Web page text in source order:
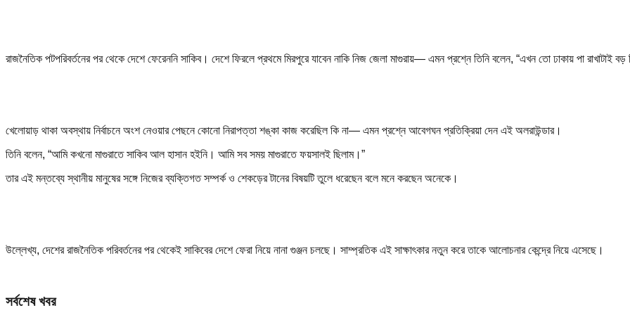
রাজনৈতিক পটপরিবর্তনের পর থেকে দেশে ফেরেননি সাকিব। দেশে ফিরলে প্রথমে মিরপুরে যাবেন নাকি নিজ জেলা মাগুরায়— এমন প্রশ্নে তিনি বলেন, “এখন তো ঢাকায় পা রাখাটাই বড়
খেলোয়াড় থাকা অবস্থায় নির্বাচনে অংশ নেওয়ার পেছনে কোনো নিরাপত্তা শঙ্কা কাজ করেছিল কি না— এমন প্রশ্নে আবেগঘন প্রতিক্রিয়া দেন এই অলরাউন্ডার।
তিনি বলেন, “আমি কখনো মাগুরাতে সাকিব আল হাসান হইনি। আমি সব সময় মাগুরাতে ফয়সালই ছিলাম।”
তার এই মন্তব্যে স্থানীয় মানুষের সঙ্গে নিজের ব্যক্তিগত সম্পর্ক ও শেকড়ের টানের বিষয়টি তুলে ধরেছেন বলে মনে করছেন অনেকে।
উল্লেখ্য, দেশের রাজনৈতিক পরিবর্তনের পর থেকেই সাকিবের দেশে ফেরা নিয়ে নানা গুঞ্জন চলছে। সাম্প্রতিক এই সাক্ষাৎকার নতুন করে তাকে আলোচনার কেন্দ্রে নিয়ে এসেছে।
সর্বশেষ খবর